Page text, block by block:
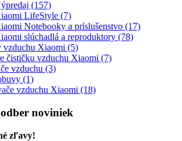
(157)
LifeStyle (7)
Notebooky a príslušenstvo (17)
slúchadlá a reproduktory (78)
vzduchu Xiaomi (5)
čističku vzduchu Xiaomi (7)
vzduchu (3)
(1)
vzduchu Xiaomi (18)
noviniek
zľavy!